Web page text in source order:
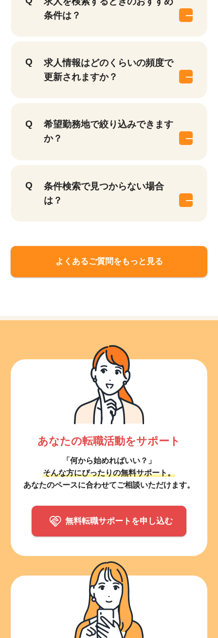
条件は？
求人情報はどのくらいの頻度で
更新されますか？
希望勤務地で絞り込みできます
か？
条件検索で見つからない場合
は？
よくあるご質問をもっと見る
あなたの転職活動をサポート
「何から始めればいい？」
そんな方にぴったりの無料サポート。
あなたのペースに合わせてご相談いただけます。
無料転職サポートを申し込む